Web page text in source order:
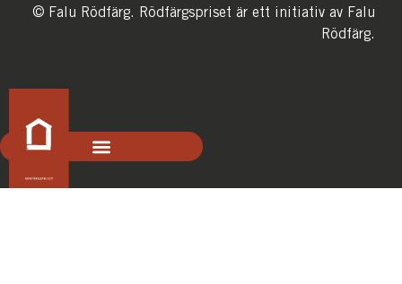
© Falu Rödfärg. Rödfärgspriset är ett initiativ av Falu
Rödfärg.